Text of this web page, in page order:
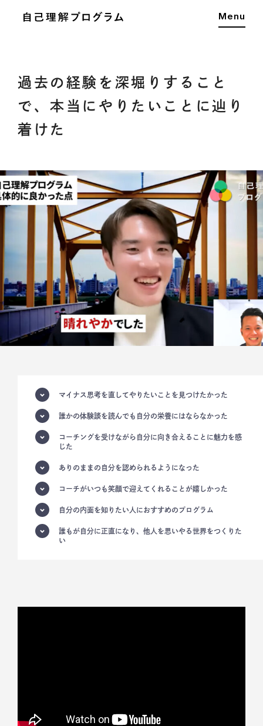
Menu
過去の経験を深堀りすること
で、本当にやりたいことに辿り
着けた
マイナス思考を直してやりたいことを見つけたかった
誰かの体験談を読んでも自分の栄養にはならなかった
コーチングを受けながら自分に向き合えることに魅力を感
じた
ありのままの自分を認められるようになった
コーチがいつも笑顔で迎えてくれることが嬉しかった
自分の内面を知りたい人におすすめのプログラム
誰もが自分に正直になり、他人を思いやる世界をつくりた
い